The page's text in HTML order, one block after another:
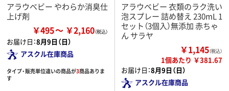
アラウベビー やわらか消臭仕
上げ剤
￥495 ￥2,160
お届け日：8月9日（日）
アスクル在庫商品
タイプ・販売単位違いの商品が3商品ありま
す
アラウベビー 衣類のラク洗い
泡スプレー 詰め替え 230mL 1
セット（3個入）無添加 赤ちゃ
ん サラヤ
￥1,145（税込）
1個あたり ￥381.67
お届け日：8月9日（日）
アスクル在庫商品